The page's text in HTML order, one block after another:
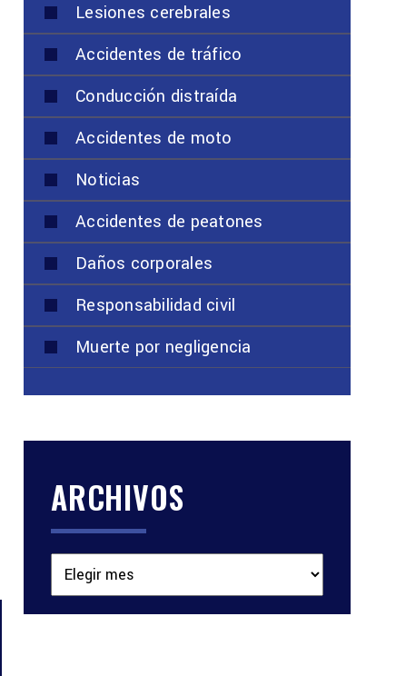
Lesiones cerebrales
Accidentes de tráfico
Conducción distraída
Accidentes de moto
Noticias
Accidentes de peatones
Daños corporales
Responsabilidad civil
Muerte por negligencia
ARCHIVOS